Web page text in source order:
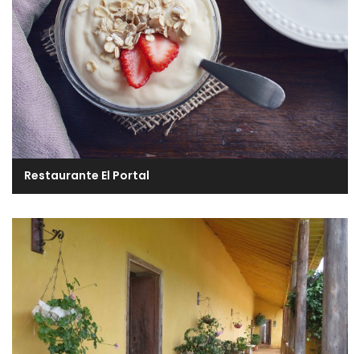
Restaurante El Portal